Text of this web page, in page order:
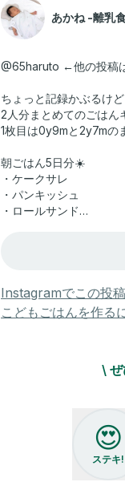
あかね -離乳
@65haruto ←他の投稿
ちょっと記録かぶるけど
2人分まとめてのごはん
1枚目は0y9mと2y7mの
朝ごはん5日分☀️
・ケークサレ
・パンキッシュ
・ロールサンド
⭐︎まんてんバランス
⭐︎スクスクダイズ…ハイ
#1歳ごはん #2歳ごは
ャラごはん #こどもご
レシピ #取り分けレシ
Instagramでこの投
こどもごはんを作る
\ ぜ
😍
ステキ!